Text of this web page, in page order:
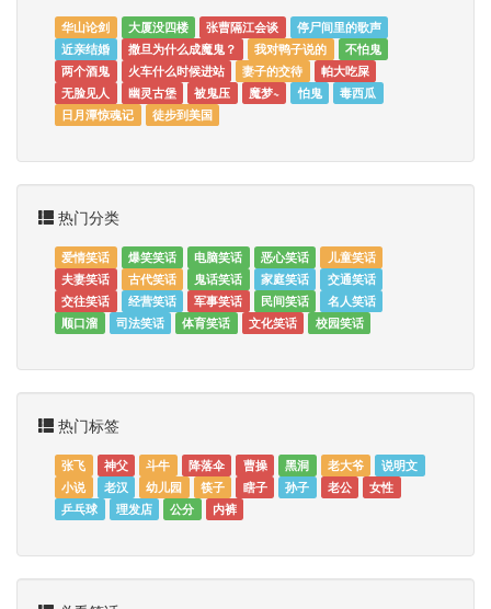
华山论剑 大厦没四楼 张曹隔江会谈
停尸间里的歌声
近亲结婚
撒旦为什么成魔鬼？ 我对鸭子说的
不怕鬼
两个酒鬼
火车什么时候进站 妻子的交待
帕大吃屎
无脸见人
幽灵古堡 被鬼压 魔梦~ 怕鬼
毒西瓜
日月潭惊魂记
徒步到美国
热门分类
爱情笑话 爆笑笑话 电脑笑话 恶心笑话
儿童笑话
夫妻笑话
古代笑话 鬼话笑话 家庭笑话
交通笑话
交往笑话
经营笑话 军事笑话 民间笑话
名人笑话
顺口溜
司法笑话 体育笑话 文化笑话 校园笑话
热门标签
张飞 神父 斗牛 降落伞 曹操 黑洞 老大爷
说明文
小说
老汉 幼儿园 筷子 瞎子 孙子 老公
女性
乒乓球
理发店 公分 内裤